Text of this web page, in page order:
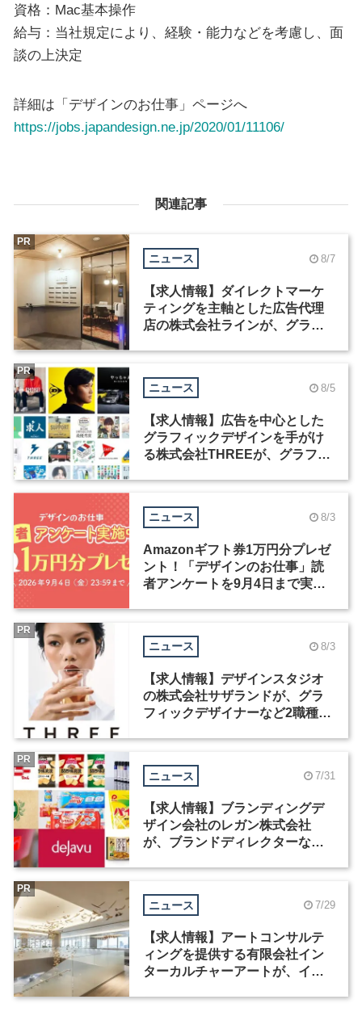
資格：Mac基本操作
給与：当社規定により、経験・能力などを考慮し、面
談の上決定
詳細は「デザインのお仕事」ページへ
https://jobs.japandesign.ne.jp/2020/01/11106/
関連記事
ニュース 8/7
【求人情報】ダイレクトマーケ
ティングを主軸とした広告代理
店の株式会社ラインが、グラフ
PR
ニュース 8/5
【求人情報】広告を中心とした
グラフィックデザインを手がけ
る株式会社THREEが、グラフィ
PR
ニュース 8/3
Amazonギフト券1万円分プレゼ
ント！「デザインのお仕事」読
者アンケートを9月4日まで実施
ニュース 8/3
【求人情報】デザインスタジオ
の株式会社サザランドが、グラ
フィックデザイナーなど2職種を
PR
ニュース 7/31
【求人情報】ブランディングデ
ザイン会社のレガン株式会社
が、ブランドディレクターなど3
PR
ニュース 7/29
【求人情報】アートコンサルテ
ィングを提供する有限会社イン
ターカルチャーアートが、イン
PR